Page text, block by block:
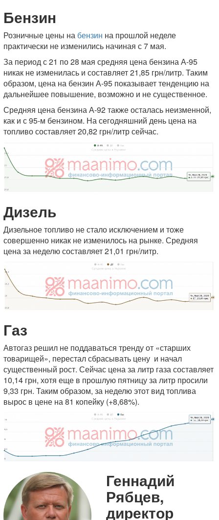
Бензин
Розничные цены на бензин на прошлой неделе
практически не изменились начиная с 7 мая.
За период с 21 по 28 мая средняя цена бензина А-95
никак не изменилась и составляет 21,85 грн/литр. Таким
образом, цена на бензин А-95 показывает тенденцию на
дальнейшее повышение, возможно и не существенное.
Средняя цена бензина А-92 также осталась неизменной,
как и с 95-м бензином. На сегодняшний день цена на
топливо составляет 20,82 грн/литр сейчас.
Дизель
Дизельное топливо не стало исключением и тоже
совершенно никак не изменилось на рынке. Средняя
цена за неделю составляет 21,01 грн/литр.
Газ
Автогаз решил не поддаваться тренду от «старших
товарищей», перестал сбрасывать цену и начал
существенный рост. Сейчас цена за литр газа составляет
10,14 грн, хотя еще в прошлую пятницу за литр просили
9,33 грн. Таким образом, за неделю этот вид топлива
вырос в цене на 81 копейку (+8,68%).
Геннадий
Рябцев,
директор